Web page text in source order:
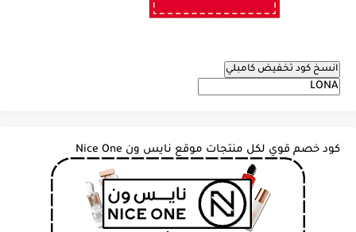
انسخ كود تخفيض كامبلي
كود خصم قوي لكل منتجات موقع نايس ون Nice One